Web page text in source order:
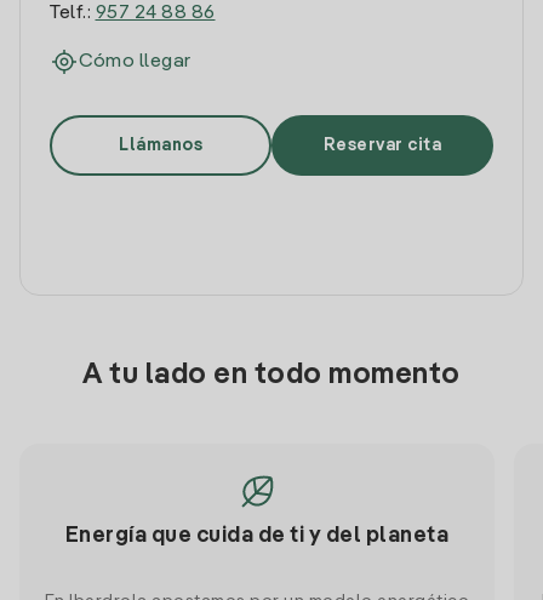
Telf.: 957 24 88 86
Cómo llegar
Llámanos Reservar cita
A tu lado en todo momento
Energía que cuida de ti y del planeta